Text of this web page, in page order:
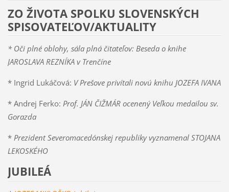
ZO ŽIVOTA SPOLKU SLOVENSKÝCH
SPISOVATEĽOV/AKTUALITY
* Oči plné oblohy, sála plná čitateľov: Beseda o knihe
JAROSLAVA REZNÍKA v Trenčíne
* Ingrid Lukáčová: V Prešove privítali novú knihu JOZEFA IVANA
* Andrej Ferko: Prof. JÁN ČIŽMÁR ocenený Veľkou medailou sv.
Gorazda
* Prezident Severomacedónskej republiky vyznamenal STOJANA
LEKOSKÉHO
JUBILEÁ